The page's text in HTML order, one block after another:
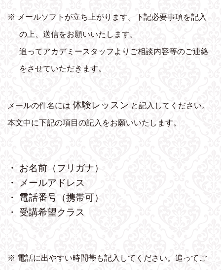
※ メールソフトが立ち上がります。下記必要事項を記入
の上、送信をお願いいたします。
追ってアカデミースタッフよりご相談内容等のご連絡
をさせていただきます。
メールの件名には 体験レッスン と記入してください。
本文中に下記の項目の記入をお願いいたします。
・ お名前（フリガナ）
・ メールアドレス
・ 電話番号（携帯可）
・ 受講希望クラス
※ 電話に出やすい時間帯も記入してください。追ってご